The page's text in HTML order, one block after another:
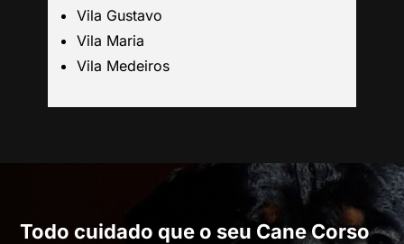
Vila Gustavo
Vila Maria
Vila Medeiros
Todo cuidado que o seu Cane Corso